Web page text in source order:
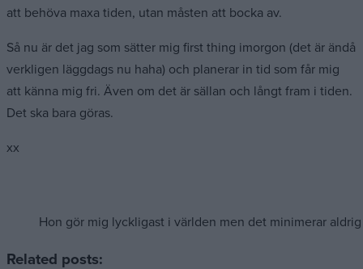
att behöva maxa tiden, utan måsten att bocka av.
Så nu är det jag som sätter mig first thing imorgon (det är ändå
verkligen läggdags nu haha) och planerar in tid som får mig
att känna mig fri. Även om det är sällan och långt fram i tiden.
Det ska bara göras.
xx
Hon gör mig lyckligast i världen men det minimerar
Related posts: